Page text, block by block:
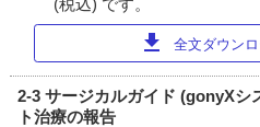
download 全文ダウン
2-3 サージカルガイド (gonyXシ
ト治療の報告